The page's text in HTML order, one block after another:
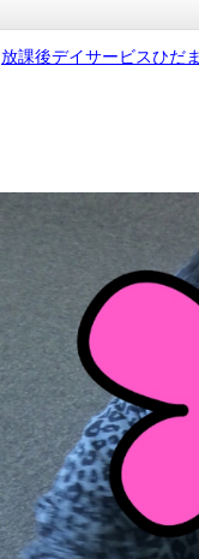
放課後デイサービスひだ